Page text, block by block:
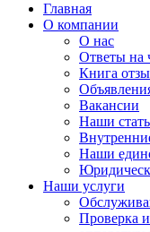
Главная
О компании
О нас
Ответы на
Книга
Вакансии
Наши
Наши
Наши услуги
Проверка